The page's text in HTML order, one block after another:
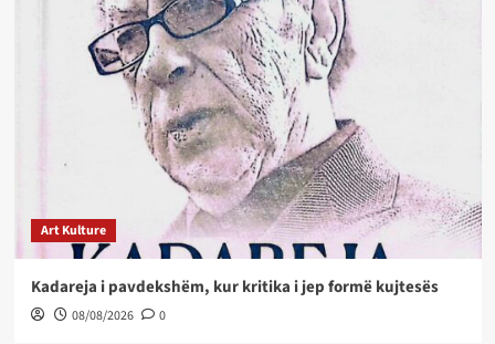
Art Kulture
Kadareja i pavdekshëm, kur kritika i jep formë kujtesës
08/08/2026 0